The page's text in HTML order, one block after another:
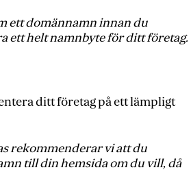
ett domännamn innan du
ett helt namnbyte för ditt företag.
ditt företag på ett lämpligt
rekommenderar vi att du
till din hemsida om du vill, då